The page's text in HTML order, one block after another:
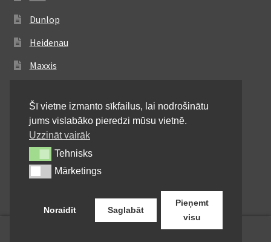
Dunlop
Heidenau
Maxxis
Michelin
Mitas
Pirelli
Shinko
Šī vietne izmanto sīkfailus, lai nodrošinātu
jums vislabāko pieredzi mūsu vietnē.
Uzzināt vairāk
TehnisksTehnisks
MārketingsMārketings
Noraidīt Saglabāt
Pieņemt
visu